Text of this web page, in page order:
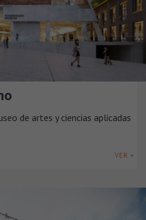
de artes y ciencias aplicadas
VER +